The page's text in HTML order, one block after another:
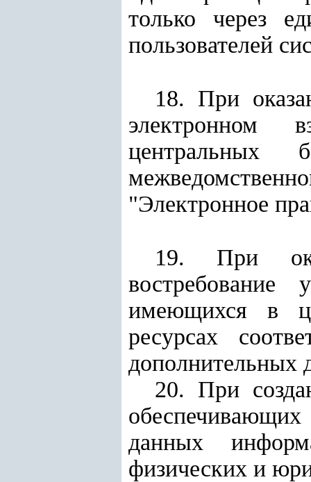
только через
пользователей
18. При
электронном
центральных
"Электронное
19. При
имеющихся в
ресурсах
дополнительных
20. При
данных
физических и